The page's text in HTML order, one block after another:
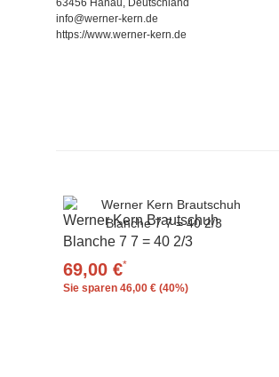
info@werner-kern.de
https://www.werner-kern.de
Werner Kern Brautschuh
Blanche 7 7 = 40 2/3
69,00 €*
Sie sparen 46,00 € (40%)